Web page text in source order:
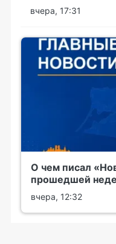
вчера, 17:31
О чем писал
прошедшей
вчера, 12:32